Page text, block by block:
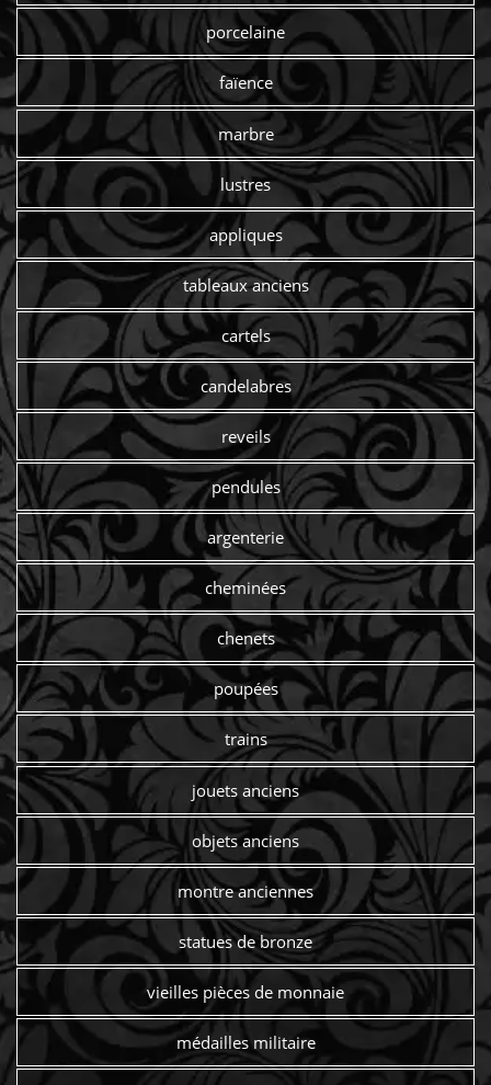
porcelaine
faïence
marbre
lustres
appliques
tableaux anciens
cartels
candelabres
reveils
pendules
argenterie
cheminées
chenets
poupées
trains
jouets anciens
objets anciens
montre anciennes
statues de bronze
vieilles pièces de monnaie
médailles militaire